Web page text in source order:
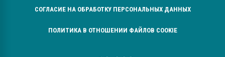
СОГЛАСИЕ НА ОБРАБОТКУ ПЕРСОНАЛЬНЫХ ДАННЫХ
ПОЛИТИКА В ОТНОШЕНИИ ФАЙЛОВ COOKIE